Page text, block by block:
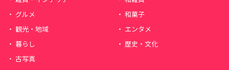
グルメ
和菓子
観光・地域
エンタメ
暮らし
歴史・文化
古写真